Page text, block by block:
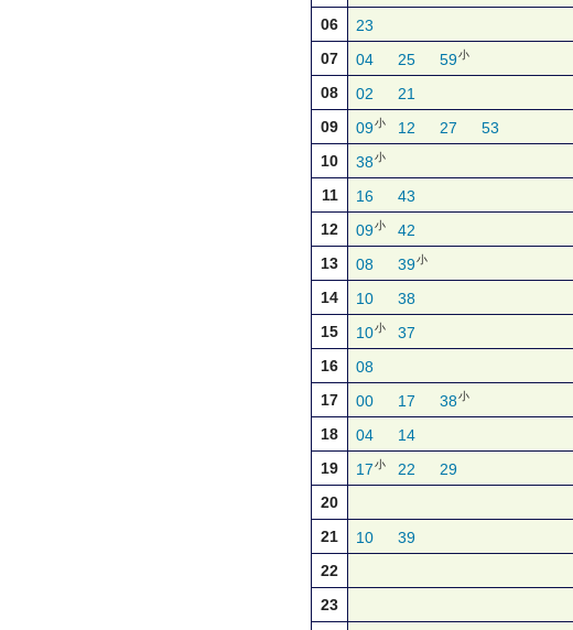
06
23
07
04 25 59小
08 02 21
09
09小 12 27 53
10
38小
11 16 43
12
09小 42
13
08 39小
14 10 38
15
10小 37
16
08
17
00 17 38小
18
04 14
19 17小 22
29
20
21
10 39
22
23